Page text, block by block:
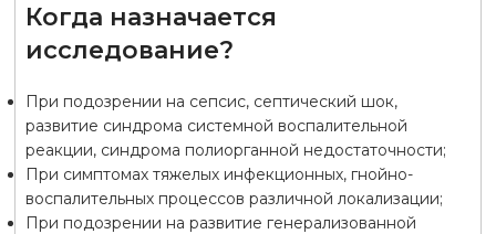
Когда назначается
исследование?
При подозрении на сепсис, септический шок,
развитие синдрома системной воспалительной
реакции, синдрома полиорганной недостаточности;
При симптомах тяжелых инфекционных, гнойно-
воспалительных процессов различной локализации;
При подозрении на развитие генерализованной